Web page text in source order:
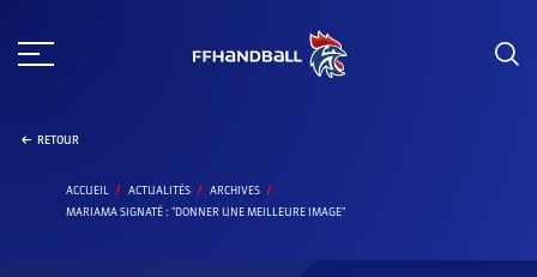
au
RETOUR
ACCUEIL ACTUALITÉS
ARCHIVES
MARIAMA SIGNATÉ : "DONNER UNE MEILLEURE IMAGE"